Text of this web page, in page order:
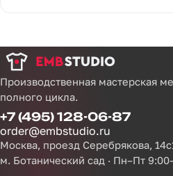
Производственная мастерская
полного цикла.
+7 (495) 128-06-87
order@embstudio.ru
Москва, проезд Серебрякова,
м. Ботанический сад · Пн–Пт